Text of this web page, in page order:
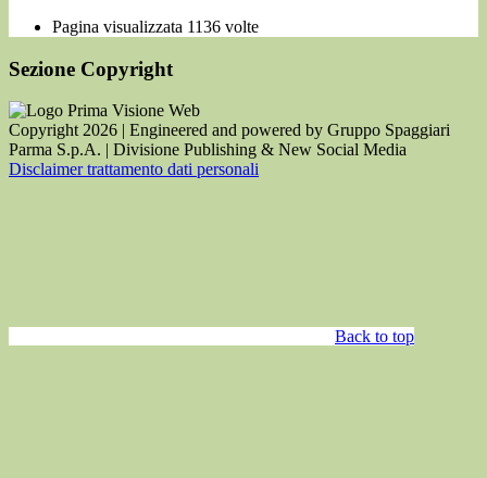
Pagina visualizzata 1136 volte
Sezione Copyright
Copyright 2026 | Engineered and powered by Gruppo Spaggiari
Parma S.p.A. | Divisione Publishing & New Social Media
Disclaimer trattamento dati personali
Back to top